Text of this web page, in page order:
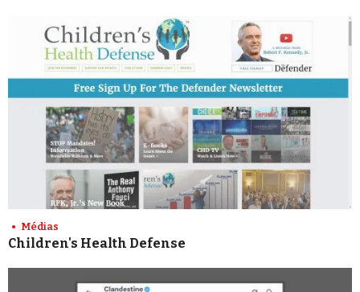
Médias
Children's Health Defense